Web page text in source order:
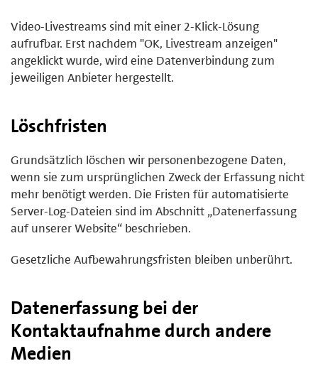
Video-Livestreams sind mit einer 2-Klick-Lösung
aufrufbar. Erst nachdem "OK, Livestream anzeigen"
angeklickt wurde, wird eine Datenverbindung zum
jeweiligen Anbieter hergestellt.
Löschfristen
Grundsätzlich löschen wir personenbezogene Daten,
wenn sie zum ursprünglichen Zweck der Erfassung nicht
mehr benötigt werden. Die Fristen für automatisierte
Server-Log-Dateien sind im Abschnitt „Datenerfassung
auf unserer Website“ beschrieben.
Gesetzliche Aufbewahrungsfristen bleiben unberührt.
Datenerfassung bei der
Kontaktaufnahme durch andere
Medien